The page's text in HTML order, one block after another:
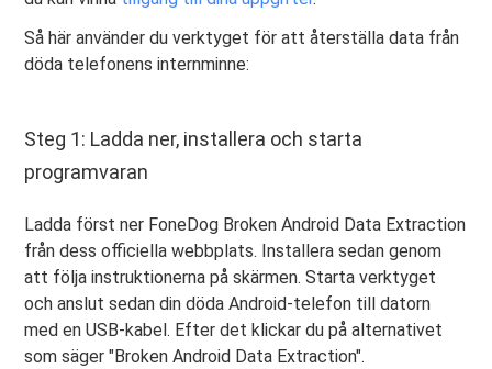
Så här använder du verktyget för att återställa data från
döda telefonens internminne:
Steg 1: Ladda ner, installera och starta
programvaran
Ladda först ner FoneDog Broken Android Data Extraction
från dess officiella webbplats. Installera sedan genom
att följa instruktionerna på skärmen. Starta verktyget
och anslut sedan din döda Android-telefon till datorn
med en USB-kabel. Efter det klickar du på alternativet
som säger "Broken Android Data Extraction".